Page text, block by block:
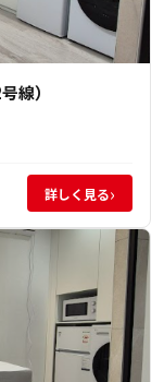
線）
詳しく見る›